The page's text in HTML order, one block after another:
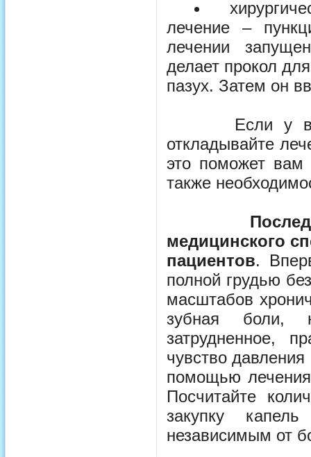
лечение –
лечении
делает прокол
пазух. Затем он
Если у вас
откладывайте
это поможет вам
также
медицинского
пациентов.
полной грудью
масштабов
зубная боли,
затрудненное,
чувство
помощью
Посчитайте
закупку
независимым от